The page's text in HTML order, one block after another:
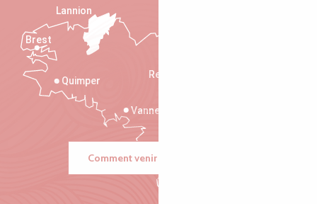
Rennes
Vannes
Quimper
Lannion
Brest
Comment venir ?